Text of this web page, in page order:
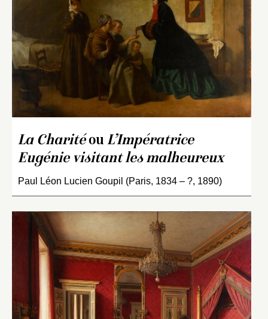
La Charitéou L’Impératrice
Eugénie visitant les malheureux
Paul Léon Lucien Goupil (Paris, 1834 – ?, 1890)